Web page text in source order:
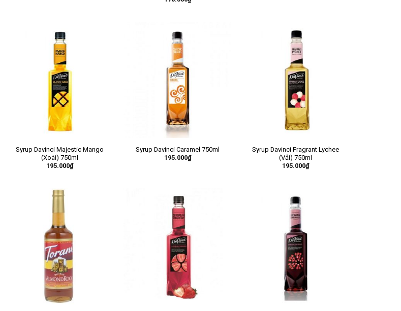
Syrup Davinci Majestic Mango
(Xoài) 750ml
195.000₫
Syrup Davinci Caramel 750ml
195.000₫
Syrup Davinci Fragrant Lychee
(Vải) 750ml
195.000₫